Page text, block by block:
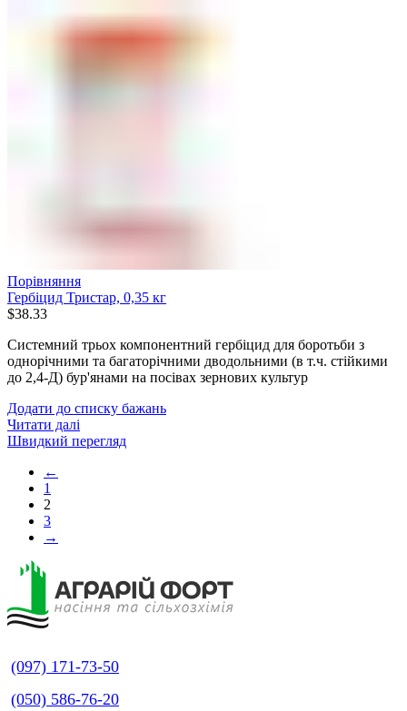
Порівняння
Гербіцид Тристар, 0,35 кг
$38.33
Системний трьох компонентний гербіцид для боротьби з
однорічними та багаторічними дводольними (в т.ч. стійкими
до 2,4-Д) бур'янами на посівах зернових культур
Додати до списку бажань
Читати далі
Швидкий перегляд
←
1
2
3
→
(097) 171-73-50
(050) 586-76-20